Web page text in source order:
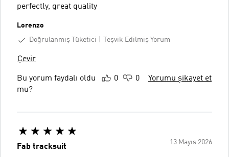
perfectly, great quality
Lorenzo
Doğrulanmış Tüketici
Teşvik Edilmiş Yorum
Çevir
Bu yorum faydalı oldu
mu?
0 0 Yorumu şikayet et
13 Mayıs 2026
Fab tracksuit